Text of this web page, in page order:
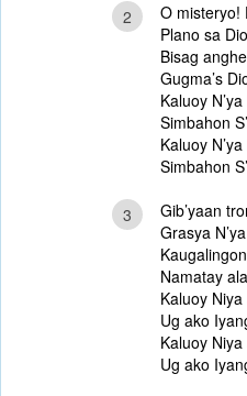
2
O misteryo!
Plano sa
Bisag
Gugma’s
Kaluoy
Simbahon
Kaluoy
Simbahon
3
Gib’yaan
Grasya
Namatay
Kaluoy
Ug ako
Kaluoy
Ug ako